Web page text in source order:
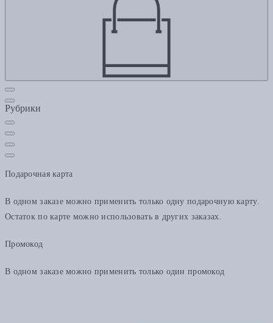
Рубрики
Подарочная карта
В одном заказе можно применить только одну подарочную карту.
Остаток по карте можно использовать в других заказах.
Промокод
В одном заказе можно применить только один промокод